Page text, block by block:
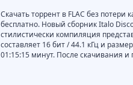
Скачать торрент в FLAC без потери
бесплатно. Новый сборник Italo
стилистически компиляция
составляет 16 бит / 44.1 кГц и
01:15:15 минут. После скачивания